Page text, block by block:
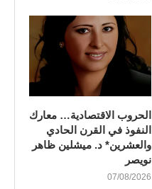
الحروب الاقتصادية… معارك
النفوذ في القرن الحادي
والعشرين* د. ميشلين ظاهر
نويصر
07/08/2026